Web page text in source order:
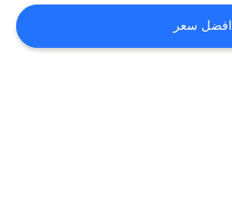
افضل سعر